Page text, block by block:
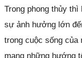
Trong phong thủy
sự ảnh hưởng lớn
trong cuộc sống
mang những hướng